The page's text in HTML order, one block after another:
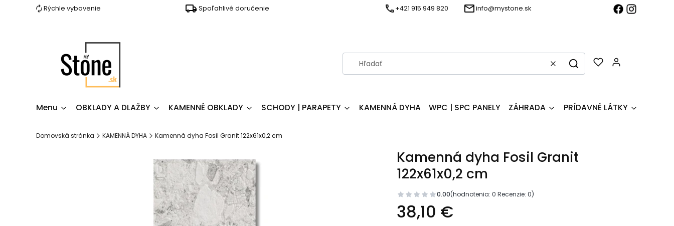
Rýchle vybavenie Spoľahlivé doručenie +421 915 949 820 info@mystone.sk
JasnéHľadať
Menu OBKLADY A DLAŽBY KAMENNÉ OBKLADY SCHODY | PARAPETY KAMENNÁ DYHA WPC | SPC PANELY ZÁHRADA PRÍDAVNÉ LÁTKY
Domovská stránka KAMENNÁ DYHA Kamenná dyha Fosil Granit 122x61x0,2 cm
Kamenná dyha Fosil Granit
122x61x0,2 cm
0.00(hodnotenia: 0 Recenzie: 0)
38,10 €